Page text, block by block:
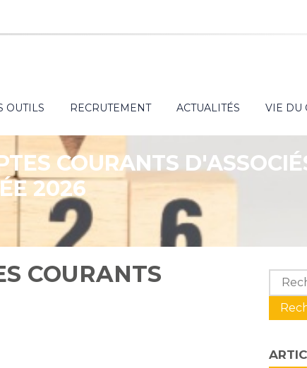
OUTILS RECRUTEMENT ACTUALITÉS VIE DU
COURANTS
2026
COURANTS
Blog